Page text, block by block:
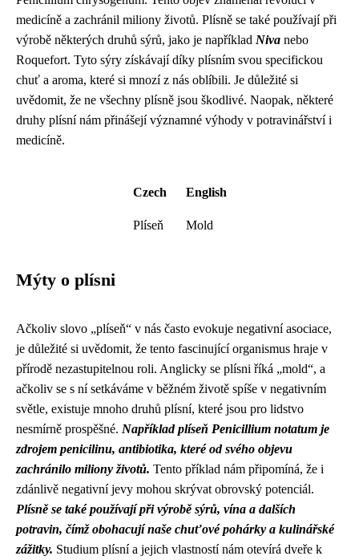
medicíně a zachránil miliony životů. Plísně se také používají při
výrobě některých druhů sýrů, jako je například Niva nebo
Roquefort. Tyto sýry získávají díky plísním svou specifickou
chuť a aroma, které si mnozí z nás oblíbili. Je důležité si
uvědomit, že ne všechny plísně jsou škodlivé. Naopak, některé
druhy plísní nám přinášejí významné výhody v potravinářství i
medicíně.
Czech English
Plíseň Mold
Mýty o plísni
Ačkoliv slovo „plíseň“ v nás často evokuje negativní asociace,
je důležité si uvědomit, že tento fascinující organismus hraje v
přírodě nezastupitelnou roli. Anglicky se plísni říká „mold“, a
ačkoliv se s ní setkáváme v běžném životě spíše v negativním
světle, existuje mnoho druhů plísní, které jsou pro lidstvo
nesmírně prospěšné. Například plíseň Penicillium notatum je
zdrojem penicilinu, antibiotika, které od svého objevu
zachránilo miliony životů. Tento příklad nám připomíná, že i
zdánlivě negativní jevy mohou skrývat obrovský potenciál.
Plísně se také používají při výrobě sýrů, vína a dalších
potravin, čímž obohacují naše chuťové pohárky a kulinářské
zážitky. Studium plísní a jejich vlastností nám otevírá dveře k